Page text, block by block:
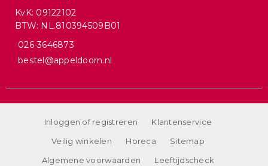
KvK: 09122102
BTW: NL.810394509B01
026-3646873
bestel@appeldoorn.nl
Inloggen of registreren
Klantenservice
Veilig winkelen
Horeca
Sitemap
Algemene voorwaarden
Leeftijdscheck